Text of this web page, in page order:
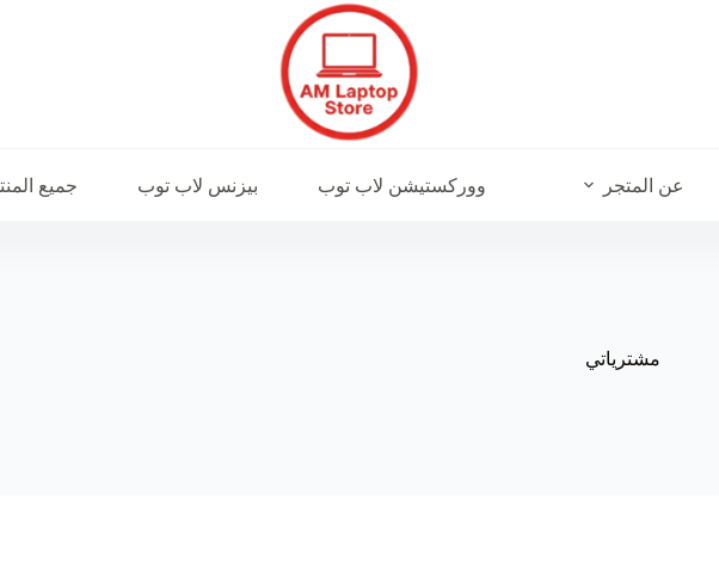
عن المتجر ووركستيشن لاب توب بيزنس لاب توب جميع
مشترياتي